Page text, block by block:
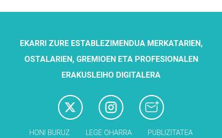
EKARRI ZURE ESTABLEZIMENDUA MERKATARIEN,
OSTALARIEN, GREMIOEN ETA PROFESIONALEN
ERAKUSLEIHO DIGITALERA
HONI BURUZ LEGE OHARRA PUBLIZITATEA